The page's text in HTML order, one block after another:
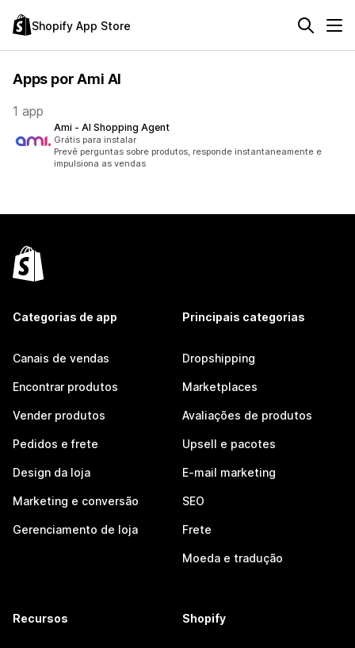
Shopify App Store
Apps por Ami AI
1 app
Ami ‑ AI Shopping Agent
Grátis para instalar
Prevê perguntas sobre produtos, responde instantaneamente e
impulsiona as vendas
Categorias de app
Canais de vendas
Encontrar produtos
Vender produtos
Pedidos e frete
Design da loja
Marketing e conversão
Gerenciamento de loja
Principais categorias
Dropshipping
Marketplaces
Avaliações de produtos
Upsell e pacotes
E-mail marketing
SEO
Frete
Moeda e tradução
Recursos Shopify